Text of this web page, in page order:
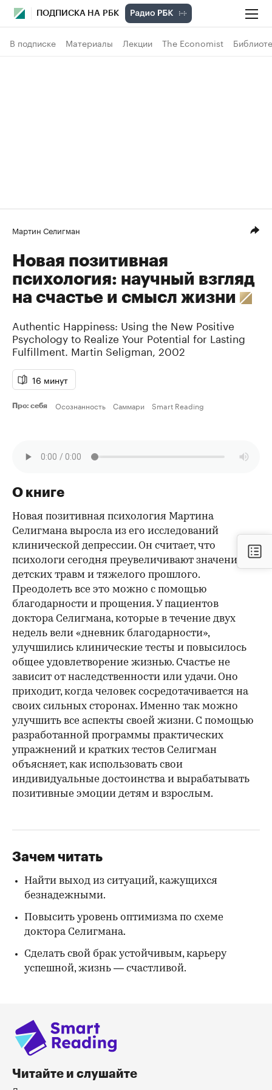
ПОДПИСКА НА РБК
В подписке Материалы Лекции The Economist
Мартин Селигман
Новая позитивная
психология: научный взгляд
на счастье и смысл жизни
Authentic Happiness: Using the New Positive
Psychology to Realize Your Potential for Lasting
Fulfillment. Martin Seligman 2002
16 минут
Про: себя Осознанность Саммари Smart Reading
О книге
Новая позитивная психология Мартина
Селигмана выросла из его исследований
клинической депрессии. Он считает, что
психологи сегодня преувеличивают значение
детских травм и тяжелого прошлого.
Преодолеть все это можно с помощью
благодарности и прощения. У пациентов
доктора Селигмана, которые в течение двух
недель вели «дневник благодарности»,
улучшились клинические тесты и повысилось
общее удовлетворение жизнью. Счастье не
зависит от наследственности или удачи. Оно
приходит, когда человек сосредотачивается на
своих сильных сторонах. Именно так можно
улучшить все аспекты своей жизни. С помощью
разработанной программы практических
упражнений и кратких тестов Селигман
объясняет, как использовать свои
индивидуальные достоинства и вырабатывать
позитивные эмоции детям и взрослым.
Зачем читать
Найти выход из ситуаций, кажущихся
безнадежными.
Повысить уровень оптимизма по схеме
доктора Селигмана.
Сделать свой брак устойчивым, карьеру
успешной, жизнь — счастливой.
Читайте и слушайте